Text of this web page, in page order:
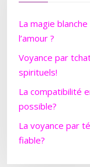
La magie
l’amour ?
Voyance par
spirituels!
La compatibilité
possible?
La voyance par
fiable?